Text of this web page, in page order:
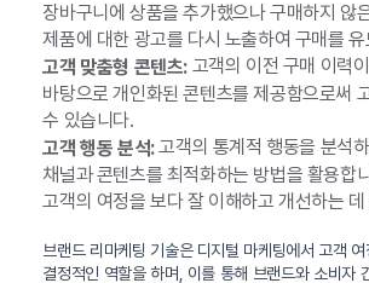
장바구니에 상품을 추가했으나 구매하지 않
제품에 대한 광고를 다시 노출하여 구매를
고객 맞춤형 콘텐츠:고객의 이전 구매 이력
바탕으로 개인화된 콘텐츠를 제공함으로써
수 있습니다.
고객 행동 분석:고객의 통계적 행동을 분석
채널과 콘텐츠를 최적화하는 방법을 활용합
고객의 여정을 보다 잘 이해하고 개선하는
브랜드 리마케팅 기술은 디지털 마케팅에서 고객
결정적인 역할을 하며, 이를 통해 브랜드와 소비자